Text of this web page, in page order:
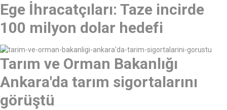
Ege İhracatçıları: Taze incirde
100 milyon dolar hedefi
Tarım ve Orman Bakanlığı
Ankara'da tarım sigortalarını
görüştü